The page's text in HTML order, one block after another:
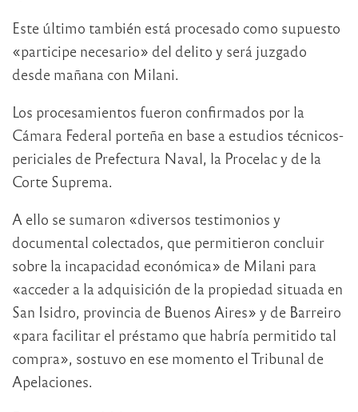
Este último también está procesado como supuesto
«participe necesario» del delito y será juzgado
desde mañana con Milani.
Los procesamientos fueron confirmados por la
Cámara Federal porteña en base a estudios técnicos-
periciales de Prefectura Naval, la Procelac y de la
Corte Suprema.
A ello se sumaron «diversos testimonios y
documental colectados, que permitieron concluir
sobre la incapacidad económica» de Milani para
«acceder a la adquisición de la propiedad situada en
San Isidro, provincia de Buenos Aires» y de Barreiro
«para facilitar el préstamo que habría permitido tal
compra», sostuvo en ese momento el Tribunal de
Apelaciones.